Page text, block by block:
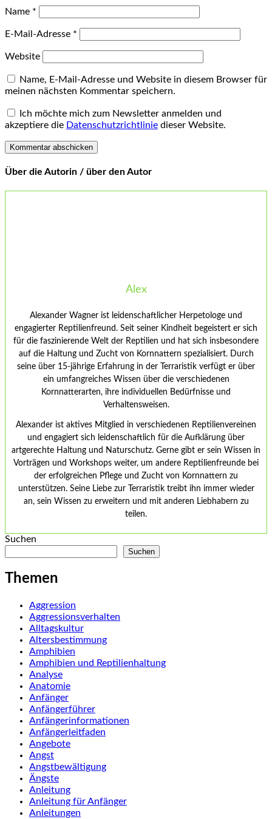
Name *
E-Mail-Adresse *
Website
Name, E-Mail-Adresse und Website in diesem Browser für
meinen nächsten Kommentar speichern.
Ich möchte mich zum Newsletter anmelden und
akzeptiere die Datenschutzrichtlinie dieser Website.
Über die Autorin / über den Autor
Alex
Alexander Wagner ist leidenschaftlicher Herpetologe und
engagierter Reptilienfreund. Seit seiner Kindheit begeistert er sich
für die faszinierende Welt der Reptilien und hat sich insbesondere
auf die Haltung und Zucht von Kornnattern spezialisiert. Durch
seine über 15-jährige Erfahrung in der Terraristik verfügt er über
ein umfangreiches Wissen über die verschiedenen
Kornnatterarten, ihre individuellen Bedürfnisse und
Verhaltensweisen.
Alexander ist aktives Mitglied in verschiedenen Reptilienvereinen
und engagiert sich leidenschaftlich für die Aufklärung über
artgerechte Haltung und Naturschutz. Gerne gibt er sein Wissen in
Vorträgen und Workshops weiter, um andere Reptilienfreunde bei
der erfolgreichen Pflege und Zucht von Kornnattern zu
unterstützen. Seine Liebe zur Terraristik treibt ihn immer wieder
an, sein Wissen zu erweitern und mit anderen Liebhabern zu
teilen.
Suchen
Suchen
Themen
Aggression
Aggressionsverhalten
Alltagskultur
Altersbestimmung
Amphibien
Amphibien und Reptilienhaltung
Analyse
Anatomie
Anfänger
Anfängerführer
Anfängerinformationen
Anfängerleitfaden
Angebote
Angst
Angstbewältigung
Ängste
Anleitung
Anleitung für Anfänger
Anleitungen